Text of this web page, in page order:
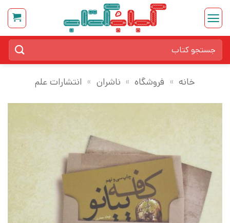
Skip
content
برای:
خانه » فروشگاه » ناشران » انتشارات علم